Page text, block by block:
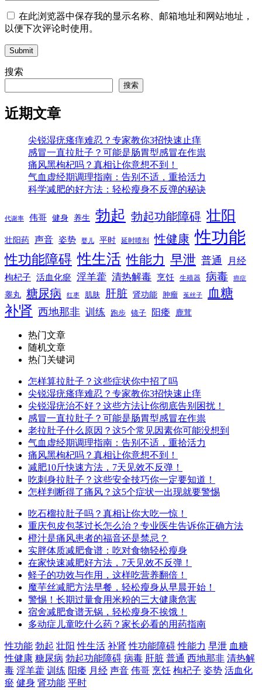
在此浏览器中保存我的显示名称、邮箱地址和网站地址，
以便下次评论时使用。
Submit
搜索
搜索
近期文章
尖锐湿疣瘙痒难忍？专家教你3招快速止痒
感冒一直拉肚子？可能是肠胃型感冒在作祟
痛风黑枸杞吗？真相让你意想不到！
气血虚经期调理指南：告别不适，重拾活力
科学减肥的好方法：轻松瘦身不反弹的秘诀
代谢率 伟哥 健身 养生 勃起 勃起功能障碍 壮阳
壮阳药 声音 姿势 婴儿 平时 延时喷剂 性健康 性功能
性功能障碍 性生活 性能力 早泄 普通 月经
枸杞子 活血化瘀 淫羊藿 清热解毒 烹饪 生殖器 病毒 癌症
睾丸 糖尿病 红枣 肌肤 肝脏 肾功能 肿瘤 菟丝子 血糖
补肾 西地那非 训练 跑步 镜子 阳痿 鹿茸
热门文章
随机文章
热门关键词
怎样算拉肚子？这些症状你中招了吗
尖锐湿疣瘙痒难忍？专家教你3招快速止痒
尖锐湿疣治不好？这些方法让你彻底告别困扰！
感冒一直拉肚子？可能是肠胃型感冒在作祟
老拉肚子什么原因？这5个常见因素你可能没想到
气血虚经期调理指南：告别不适，重拾活力
痛风黑枸杞吗？真相让你意想不到！
减肥10斤快速方法，7天见效不反弹！
吃刺身拉肚子？这些安全技巧你一定要知道！
怎样判断得了痛风？这5个症状一出现就要警惕
吃石榴拉肚子吗？真相让你大吃一惊！
重庆包皮包茎过长怎么治？专业医生告诉你正确方法
橙汁是痛风患者的福音还是禁忌？
实胖体质减肥食谱：吃对食物轻松瘦身
在家快速减肥好方法，7天见效不反弹！
蛏子的功效与作用，这样吃营养翻倍！
魔芋丝减肥方法早餐，轻松瘦身从早晨开始！
警惕！长期过量食用米粉的三大健康危害
宿舍减肥食谱无锅，轻松瘦身不挨饿！
多动症儿童吃什么药？家长必看的用药指南
性功能 勃起 壮阳 性生活 补肾 性功能障碍 性能力 早泄 血糖
性健康 糖尿病 勃起功能障碍 病毒 肝脏 普通 西地那非 清热解
毒 淫羊藿 训练 阳痿 月经 声音 伟哥 烹饪 枸杞子 姿势 活血化
瘀 健身 肾功能 平时